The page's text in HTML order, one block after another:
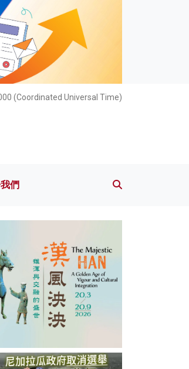
(Coordinated Universal Time)
關於我們
們